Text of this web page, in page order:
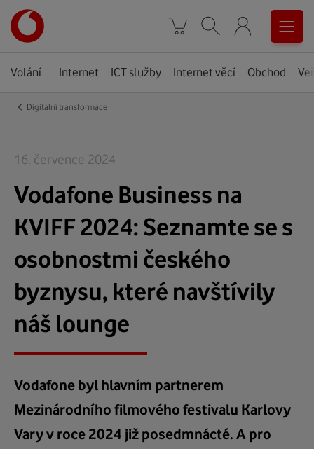
stránka
Košík Vyhledávání Menu
Volání Internet ICT služby Internet věcí Obchod
‹ Digitální transformace
16. července 2024
Vodafone Business na
KVIFF 2024: Seznamte se s
osobnostmi českého
byznysu, které navštívily
náš lounge
2 minuty
Vodafone byl hlavním partnerem
Mezinárodního filmového festivalu Karlovy
Vary v roce 2024 již posedmnácté. A pro